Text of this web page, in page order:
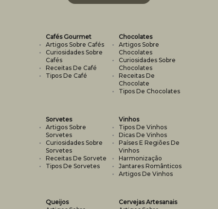
Cafés Gourmet
Artigos Sobre Cafés
Curiosidades Sobre
Cafés
Receitas De Café
Tipos De Café
Chocolates
Artigos Sobre
Chocolates
Curiosidades Sobre
Chocolates
Receitas De
Chocolate
Tipos De Chocolates
Sorvetes
Artigos Sobre
Sorvetes
Curiosidades Sobre
Sorvetes
Receitas De Sorvete
Tipos De Sorvetes
Vinhos
Tipos De Vinhos
Dicas De Vinhos
Países E Regiões De
Vinhos
Harmonização
Jantares Românticos
Artigos De Vinhos
Queijos
Cervejas Artesanais